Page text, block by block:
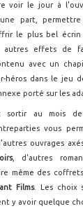
voir le jour à
part,
le plus bel écrin
autres effets de
avec un
héros dans le jeu
porté sur les
sortir au mois
vous
ouvrages
, d'autres
même des
Films. Les choix
y avoir quelque